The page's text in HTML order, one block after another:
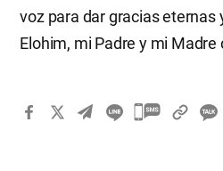
voz para dar gracias eternas
Elohim, mi Padre y mi Madre
카